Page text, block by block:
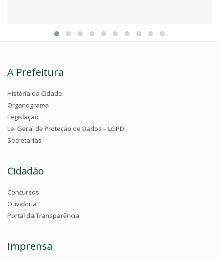
A Prefeitura
História da Cidade
Organograma
Legislação
Lei Geral de Proteção de Dados – LGPD
Secretarias
Cidadão
Concursos
Ouvidoria
Portal da Transparência
Imprensa